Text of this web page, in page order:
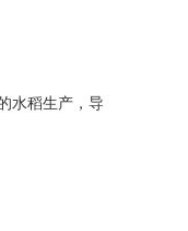
水稻生产，导